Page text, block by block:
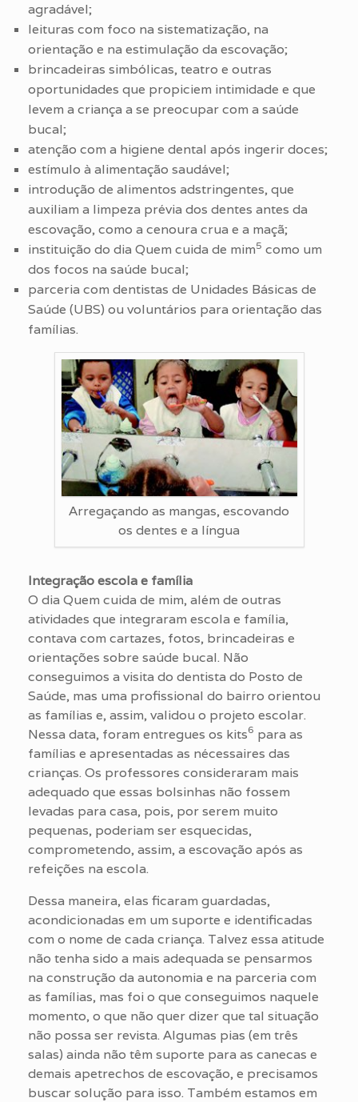
agradável;
leituras com foco na sistematização, na
orientação e na estimulação da escovação;
brincadeiras simbólicas, teatro e outras
oportunidades que propiciem intimidade e que
levem a criança a se preocupar com a saúde
bucal;
atenção com a higiene dental após ingerir doces;
estímulo à alimentação saudável;
introdução de alimentos adstringentes, que
auxiliam a limpeza prévia dos dentes antes da
escovação, como a cenoura crua e a maçã;
instituição do dia Quem cuida de mim5 como um
dos focos na saúde bucal;
parceria com dentistas de Unidades Básicas de
Saúde (UBS) ou voluntários para orientação das
famílias.
Arregaçando as mangas, escovando
os dentes e a língua
Integração escola e família
O dia Quem cuida de mim, além de outras
atividades que integraram escola e família,
contava com cartazes, fotos, brincadeiras e
orientações sobre saúde bucal. Não
conseguimos a visita do dentista do Posto de
Saúde, mas uma profissional do bairro orientou
as famílias e, assim, validou o projeto escolar.
Nessa data, foram entregues os kits6 para as
famílias e apresentadas as nécessaires das
crianças. Os professores consideraram mais
adequado que essas bolsinhas não fossem
levadas para casa, pois, por serem muito
pequenas, poderiam ser esquecidas,
comprometendo, assim, a escovação após as
refeições na escola.
Dessa maneira, elas ficaram guardadas,
acondicionadas em um suporte e identificadas
com o nome de cada criança. Talvez essa atitude
não tenha sido a mais adequada se pensarmos
na construção da autonomia e na parceria com
as famílias, mas foi o que conseguimos naquele
momento, o que não quer dizer que tal situação
não possa ser revista. Algumas pias (em três
salas) ainda não têm suporte para as canecas e
demais apetrechos de escovação, e precisamos
buscar solução para isso. Também estamos em